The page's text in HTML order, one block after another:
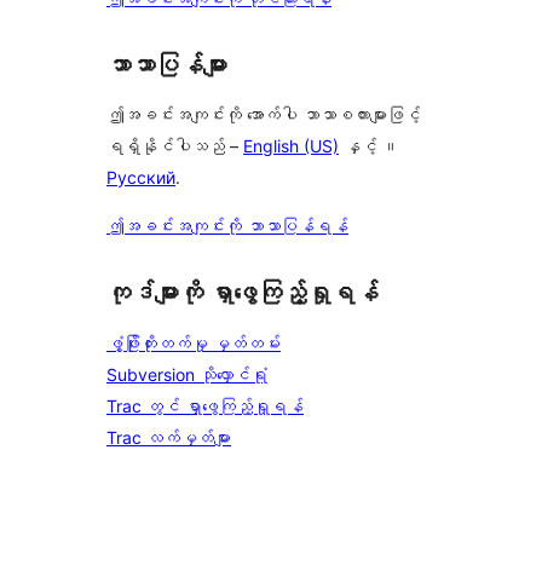
ဘာသာပြန်များ
ဤအခင်းအကျင်းကို အောက်ပါ ဘာသာစကားများဖြင့်
ရရှိနိုင်ပါသည် – English (US) နှင့် ။
Русский.
ဤအခင်းအကျင်းကို ဘာသာပြန်ရန်
ကုဒ်များကို ရှာဖွေကြည့်ရှုရန်
ဖွံ့ဖြိုးတိုးတက်မှု မှတ်တမ်း
Subversion သိုလှောင်ရုံ
Trac တွင် ရှာဖွေကြည့်ရှုရန်
Trac လက်မှတ်များ